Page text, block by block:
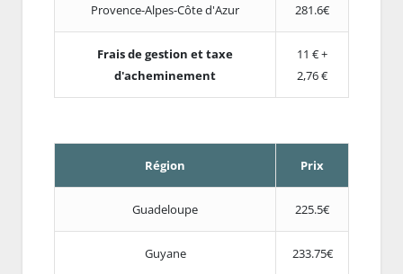
Provence-Alpes-Côte d'Azur 281.6€
Frais de gestion et taxe
d'acheminement
11 € +
2,76 €
Région Prix
Guadeloupe 225.5€
Guyane 233.75€